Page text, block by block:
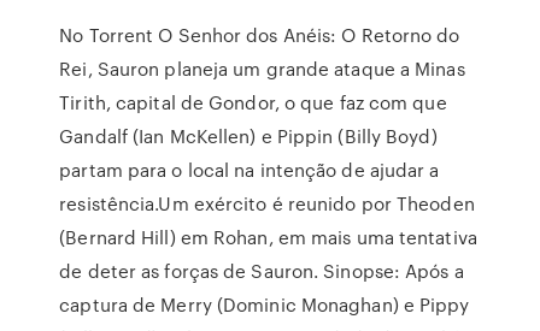
No Torrent O Senhor dos Anéis: O Retorno do
Rei, Sauron planeja um grande ataque a Minas
Tirith, capital de Gondor, o que faz com que
Gandalf (Ian McKellen) e Pippin (Billy Boyd)
partam para o local na intenção de ajudar a
resistência.Um exército é reunido por Theoden
(Bernard Hill) em Rohan, em mais uma tentativa
de deter as forças de Sauron. Sinopse: Após a
captura de Merry (Dominic Monaghan) e Pippy